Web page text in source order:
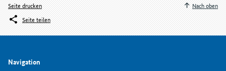
Seite drucken
Seite teilen
Nach oben
Navigation